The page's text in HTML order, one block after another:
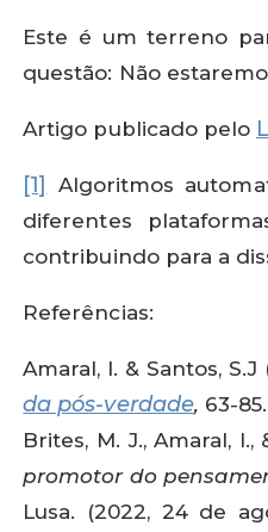
Este é um terreno
questão: Não
Artigo publicado pelo
[1]
Algoritmos
diferentes
contribuindo para a
Referências:
Amaral, I. & Santos,
da pós-verdade, 63-85.
Brites, M. J., Amaral, I.,
promotor do
Lusa. (2022, 24 de